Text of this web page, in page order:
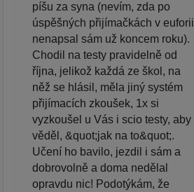
píšu za syna (nevím, zda po
úspěšných přijímačkách v euforii
nenapsal sám už koncem roku).
Chodil na testy pravidelně od
října, jelikož každá ze škol, na
něž se hlásil, měla jiný systém
přijímacích zkoušek, 1x si
vyzkoušel u Vás i scio testy, aby
věděl, &quot;jak na to&quot;.
Učení ho bavilo, jezdil i sám a
dobrovolně a doma nedělal
opravdu nic! Podotýkám, že